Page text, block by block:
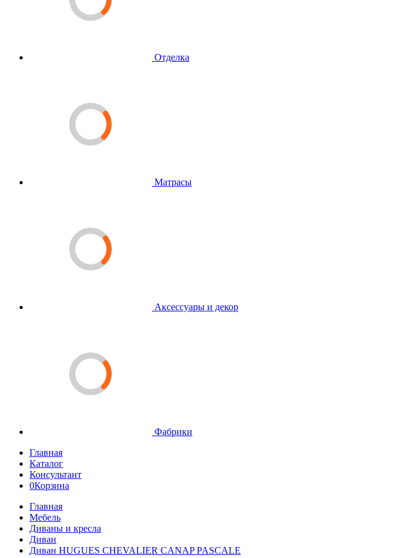
Отделка
Матрасы
Аксессуары и декор
Фабрики
Главная
Каталог
Консультант
0Корзина
Главная
Мебель
Диваны и кресла
Диван
Диван HUGUES CHEVALIER CANAP PASCALE